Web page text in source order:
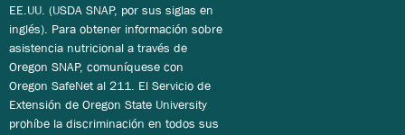
EE.UU. (USDA SNAP, por sus siglas en
inglés). Para obtener información sobre
asistencia nutricional a través de
Oregon SNAP, comuníquese con
Oregon SafeNet al 211. El Servicio de
Extensión de Oregon State University
prohíbe la discriminación en todos sus